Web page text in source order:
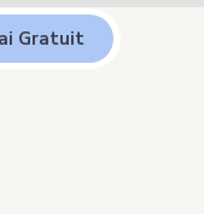
Gratuit